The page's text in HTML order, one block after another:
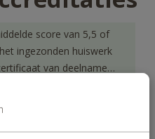
score van 5,5 of
ingezonden huiswerk
van deelname
score van 5,5 of
ingezonden huiswerk en